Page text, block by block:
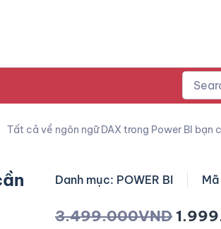
Tất cả về ngôn ngữ DAX trong Power BI bạn
Danh mục: POWER BI
3.499.000VND